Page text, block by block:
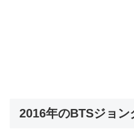
2016年のBTSジョン